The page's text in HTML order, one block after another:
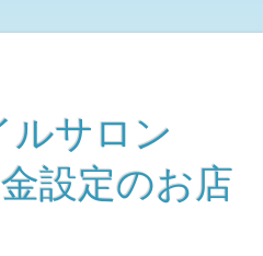
サロン
設定のお店